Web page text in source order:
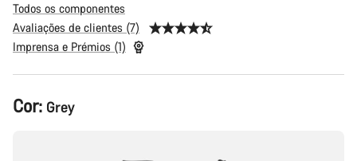
Todos os componentes
Avaliações de clientes (7)
Imprensa e Prémios (1)
Configuração
do
Cor: Grey